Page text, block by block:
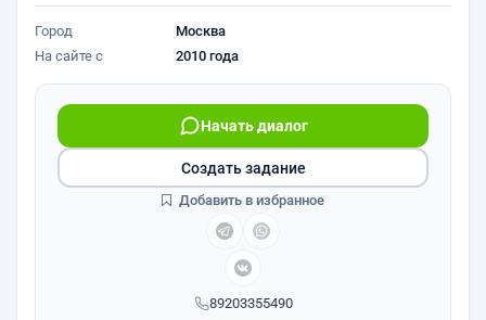
Город
Москва
На сайте с
2010 года
89203355490
Начать диалог
Создать задание
Добавить в избранное